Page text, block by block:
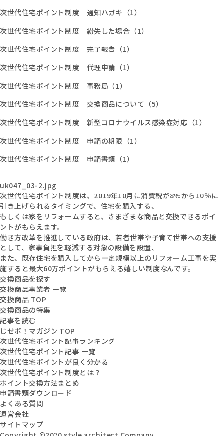
次世代住宅ポイント制度 通知ハガキ（1）
次世代住宅ポイント制度 紛失した場合（1）
次世代住宅ポイント制度 完了報告（1）
次世代住宅ポイント制度 代理申請（1）
次世代住宅ポイント制度 事務局（1）
次世代住宅ポイント制度 交換商品について（5）
次世代住宅ポイント制度 新型コロナウイルス感染症対応（1）
次世代住宅ポイント制度 申請の期限（1）
次世代住宅ポイント制度 申請書類（1）
uk047_03-2.jpg
次世代住宅ポイント制度は、2019年10月に消費税が8%から10％に
引き上げられるタイミングで、住宅を購入する、
もしくは家をリフォームすると、さまざまな商品と交換できるポイ
ントがもらえます。
働き方改革を推進している政府は、若者世帯や子育て世帯への支援
として、家事負担を軽減する対象の設備を設置、
また、既存住宅を購入してから一定規模以上のリフォーム工事を実
施すると最大60万ポイントがもらえる嬉しい制度なんです。
交換商品を探す
交換商品事業者 一覧
交換商品 TOP
交換商品の特集
記事を読む
じせポ！マガジン TOP
次世代住宅ポイント記事ランキング
次世代住宅ポイント記事 一覧
次世代住宅ポイントが良く分かる
次世代住宅ポイント制度とは？
ポイント交換方法まとめ
申請書類ダウンロード
よくある質問
運営会社
サイトマップ